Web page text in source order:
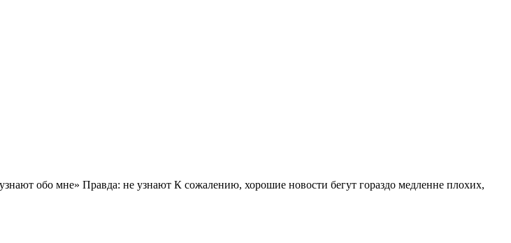
обо мне» Правда: не узнают К сожалению, хорошие новости бегут гораздо медленне плохих,